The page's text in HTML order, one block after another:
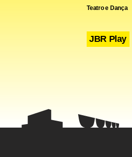
Teatro e Dança
JBR Play